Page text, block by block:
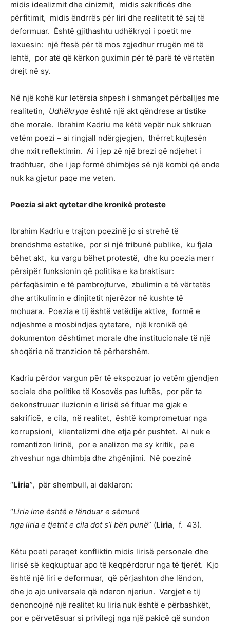
midis idealizmit dhe cinizmit, midis sakrificës dhe
përfitimit, midis ëndrrës për liri dhe realitetit të saj të
deformuar. Është gjithashtu udhëkryqi i poetit me
lexuesin: një ftesë për të mos zgjedhur rrugën më të
lehtë, por atë që kërkon guximin për të parë të vërtetën
drejt në sy.
Në një kohë kur letërsia shpesh i shmanget përballjes me
realitetin, Udhëkryqe është një akt qëndrese artistike
dhe morale. Ibrahim Kadriu me këtë vepër nuk shkruan
vetëm poezi – ai ringjall ndërgjegjen, thërret kujtesën
dhe nxit reflektimin. Ai i jep zë një brezi që ndjehet i
tradhtuar, dhe i jep formë dhimbjes së një kombi që ende
nuk ka gjetur paqe me veten.
Poezia si akt qytetar dhe kronikë proteste
Ibrahim Kadriu e trajton poezinë jo si strehë të
brendshme estetike, por si një tribunë publike, ku fjala
bëhet akt, ku vargu bëhet protestë, dhe ku poezia merr
përsipër funksionin që politika e ka braktisur:
përfaqësimin e të pambrojturve, zbulimin e të vërtetës
dhe artikulimin e dinjitetit njerëzor në kushte të
mohuara. Poezia e tij është vetëdije aktive, formë e
ndjeshme e mosbindjes qytetare, një kronikë që
dokumenton dështimet morale dhe institucionale të një
shoqërie në tranzicion të përhershëm.
Kadriu përdor vargun për të ekspozuar jo vetëm gjendjen
sociale dhe politike të Kosovës pas luftës, por për ta
dekonstruuar iluzionin e lirisë së fituar me gjak e
sakrificë, e cila, në realitet, është komprometuar nga
korrupsioni, klientelizmi dhe etja për pushtet. Ai nuk e
romantizon lirinë, por e analizon me sy kritik, pa e
zhveshur nga dhimbja dhe zhgënjimi. Në poezinë
“Liria”, për shembull, ai deklaron:
“Liria ime është e lënduar e sëmurë
nga liria e tjetrit e cila dot s’i bën punë” (Liria, f. 43).
Këtu poeti paraqet konfliktin midis lirisë personale dhe
lirisë së keqkuptuar apo të keqpërdorur nga të tjerët. Kjo
është një liri e deformuar, që përjashton dhe lëndon,
dhe jo ajo universale që nderon njeriun. Vargjet e tij
denoncojnë një realitet ku liria nuk është e përbashkët,
por e përvetësuar si privilegj nga një pakicë që sundon